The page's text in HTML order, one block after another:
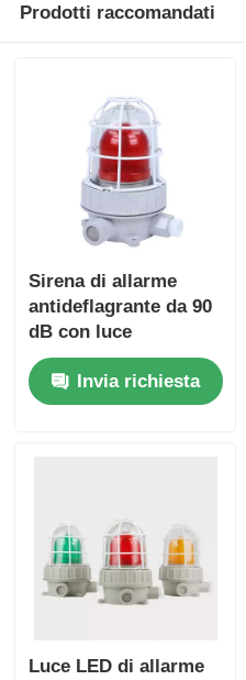
Prodotti raccomandati
Sirena di allarme
antideflagrante da 90
dB con luce
stroboscopica
Invia richiesta
Luce LED di allarme